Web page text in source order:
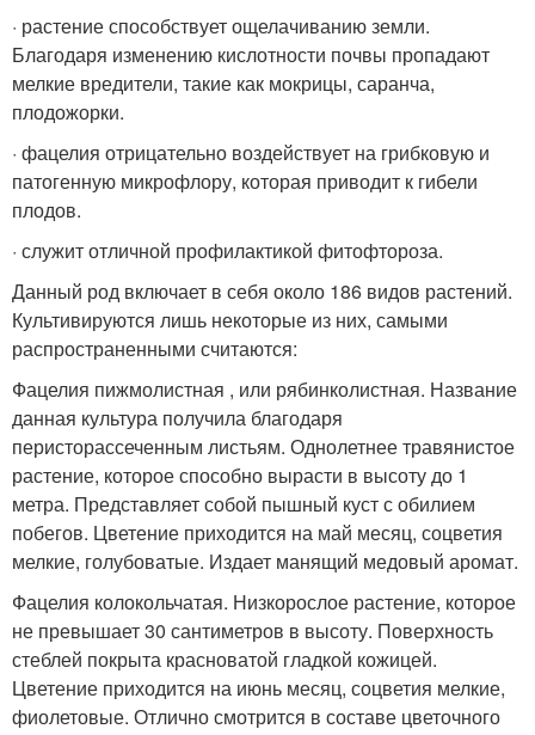
· растение способствует ощелачиванию земли.
Благодаря изменению кислотности почвы пропадают
мелкие вредители, такие как мокрицы, саранча,
плодожорки.
· фацелия отрицательно воздействует на грибковую и
патогенную микрофлору, которая приводит к гибели
плодов.
· служит отличной профилактикой фитофтороза.
Данный род включает в себя около 186 видов растений.
Культивируются лишь некоторые из них, самыми
распространенными считаются:
Фацелия пижмолистная , или рябинколистная. Название
данная культура получила благодаря
перисторассеченным листьям. Однолетнее травянистое
растение, которое способно вырасти в высоту до 1
метра. Представляет собой пышный куст с обилием
побегов. Цветение приходится на май месяц, соцветия
мелкие, голубоватые. Издает манящий медовый аромат.
Фацелия колокольчатая. Низкорослое растение, которое
не превышает 30 сантиметров в высоту. Поверхность
стеблей покрыта красноватой гладкой кожицей.
Цветение приходится на июнь месяц, соцветия мелкие,
фиолетовые. Отлично смотрится в составе цветочного